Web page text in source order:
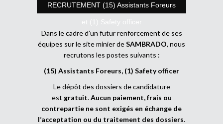
RECRUTEMENT (15) Assistants Foreurs
et (1) Safety officer
Dans le cadre d’un futur renforcement de ses
équipes sur le site minier deSAMBRADO, nous
recrutons les postes suivants :
(15) Assistants Foreurs, (1) Safety officer
Le dépôt des dossiers de candidature
est gratuit.Aucun paiement, frais ou
contrepartie ne sont exigés en échange de
l’acceptation ou du traitement des dossiers.